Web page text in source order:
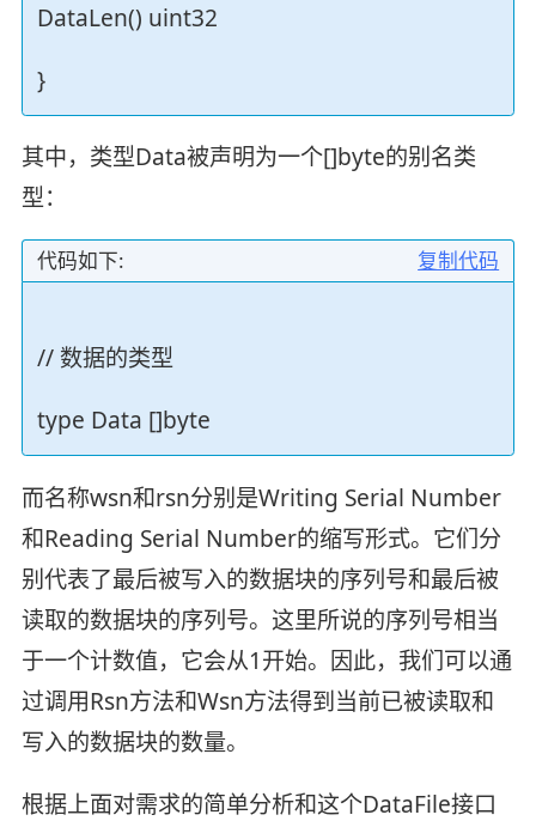
DataLen() uint32
}
其中，类型Data被声明为一个[]byte的别名类
型：
复制代码
代码如下:
// 数据的类型
type Data []byte
而名称wsn和rsn分别是Writing Serial Number
和Reading Serial Number的缩写形式。它们分
别代表了最后被写入的数据块的序列号和最后被
读取的数据块的序列号。这里所说的序列号相当
于一个计数值，它会从1开始。因此，我们可以通
过调用Rsn方法和Wsn方法得到当前已被读取和
写入的数据块的数量。
根据上面对需求的简单分析和这个DataFile接口